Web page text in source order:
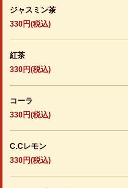
ジャスミン茶
330円(税込)
紅茶
330円(税込)
コーラ
330円(税込)
C.Cレモン
330円(税込)